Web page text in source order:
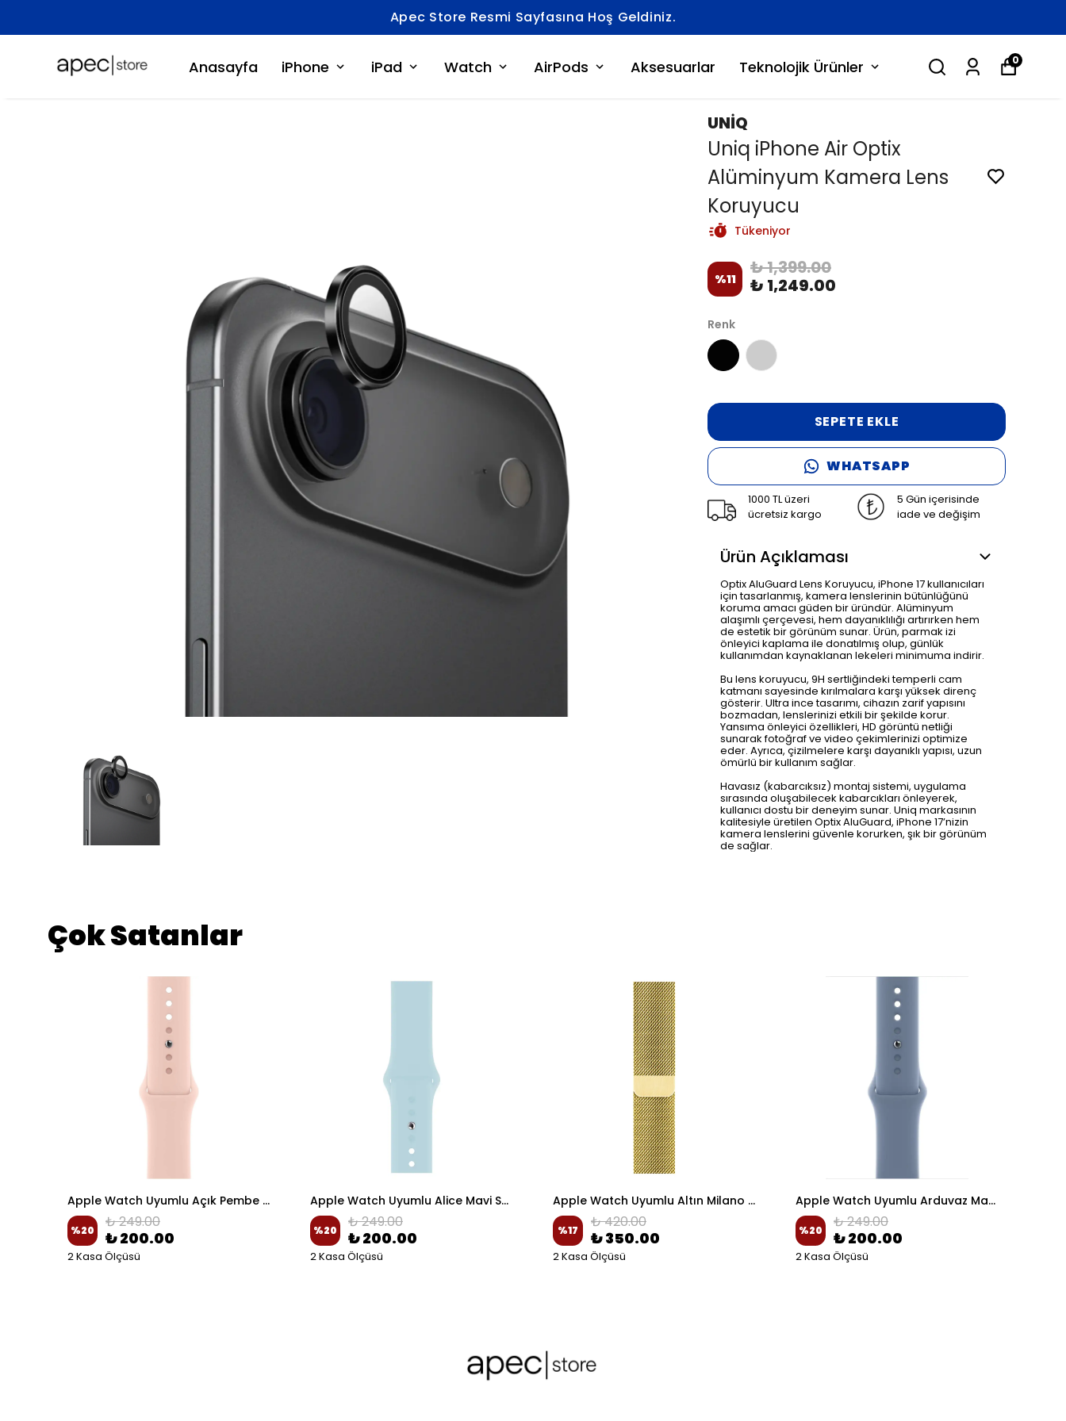
Apec Store Resmi Sayfasına Hoş Geldiniz.
Anasayfa iPhone iPad Watch AirPods Aksesuarlar Teknolojik Ürünler 0
UNİQ
Uniq iPhone Air Optix
Alüminyum Kamera Lens
Koruyucu
Tükeniyor
%11
₺ 1,399.00
₺ 1,249.00
Renk
SEPETE EKLE
WHATSAPP
1000 TL üzeri
ücretsiz kargo
5 Gün içerisinde
iade ve değişim
Ürün Açıklaması
Optix AluGuard Lens Koruyucu, iPhone 17 kullanıcıları
için tasarlanmış, kamera lenslerinin bütünlüğünü
koruma amacı güden bir üründür. Alüminyum
alaşımlı çerçevesi, hem dayanıklılığı artırırken hem
de estetik bir görünüm sunar. Ürün, parmak izi
önleyici kaplama ile donatılmış olup, günlük
kullanımdan kaynaklanan lekeleri minimuma indirir.
Bu lens koruyucu, 9H sertliğindeki temperli cam
katmanı sayesinde kırılmalara karşı yüksek direnç
gösterir. Ultra ince tasarımı, cihazın zarif yapısını
bozmadan, lenslerinizi etkili bir şekilde korur.
Yansıma önleyici özellikleri, HD görüntü netliği
sunarak fotoğraf ve video çekimlerinizi optimize
eder. Ayrıca, çizilmelere karşı dayanıklı yapısı, uzun
ömürlü bir kullanım sağlar.
Havasız (kabarcıksız) montaj sistemi, uygulama
sırasında oluşabilecek kabarcıkları önleyerek,
kullanıcı dostu bir deneyim sunar. Uniq markasının
kalitesiyle üretilen Optix AluGuard, iPhone 17’nizin
kamera lenslerini güvenle korurken, şık bir görünüm
de sağlar.
Çok Satanlar
Apple Watch Uyumlu Açık Pembe Spor Silikon Kordon
%20 ₺ 249.00
₺ 200.00
2 Kasa Ölçüsü
Apple Watch Uyumlu Alice Mavi Spor Silikon Kordon
%20 ₺ 249.00
₺ 200.00
2 Kasa Ölçüsü
Apple Watch Uyumlu Altın Milano Hasır Kordon
%17 ₺ 420.00
₺ 350.00
2 Kasa Ölçüsü
Apple Watch Uyumlu Arduvaz Mavi Spor silikon Kordon
%20 ₺ 249.00
₺ 200.00
2 Kasa Ölçüsü